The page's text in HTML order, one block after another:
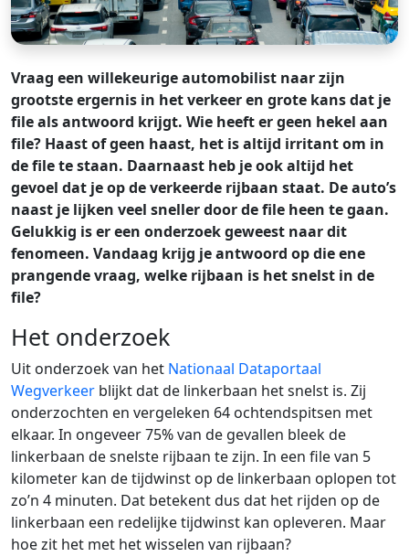
Vraag een willekeurige automobilist naar zijn
grootste ergernis in het verkeer en grote kans dat je
file als antwoord krijgt. Wie heeft er geen hekel aan
file? Haast of geen haast, het is altijd irritant om in
de file te staan. Daarnaast heb je ook altijd het
gevoel dat je op de verkeerde rijbaan staat. De auto’s
naast je lijken veel sneller door de file heen te gaan.
Gelukkig is er een onderzoek geweest naar dit
fenomeen. Vandaag krijg je antwoord op die ene
prangende vraag, welke rijbaan is het snelst in de
file?
Het onderzoek
Uit onderzoek van het Nationaal Dataportaal
Wegverkeer blijkt dat de linkerbaan het snelst is. Zij
onderzochten en vergeleken 64 ochtendspitsen met
elkaar. In ongeveer 75% van de gevallen bleek de
linkerbaan de snelste rijbaan te zijn. In een file van 5
kilometer kan de tijdwinst op de linkerbaan oplopen tot
zo’n 4 minuten. Dat betekent dus dat het rijden op de
linkerbaan een redelijke tijdwinst kan opleveren. Maar
hoe zit het met het wisselen van rijbaan?